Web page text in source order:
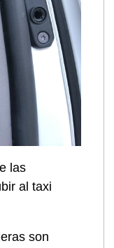
las
al taxi
son